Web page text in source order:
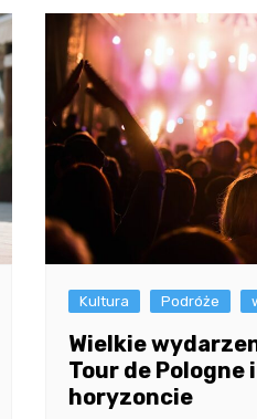
Kultura Podróże
Wielkie
Tour de Pologne
horyzoncie